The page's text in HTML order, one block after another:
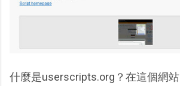
什麼是userscripts.org？在這個網